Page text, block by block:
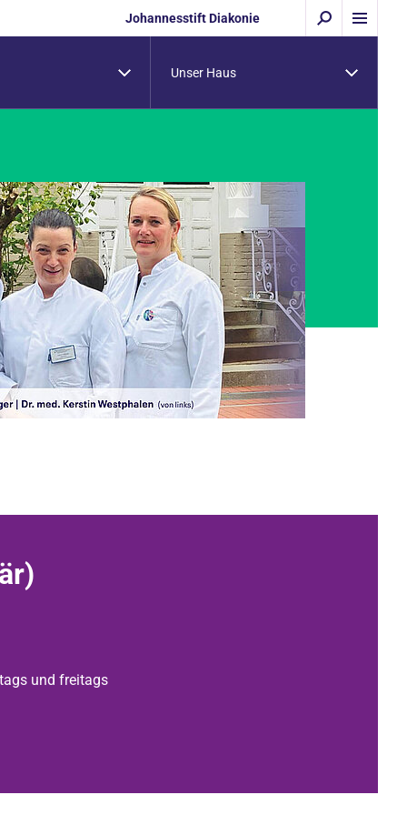
Johannesstift Diakonie
Unser Haus
und freitags